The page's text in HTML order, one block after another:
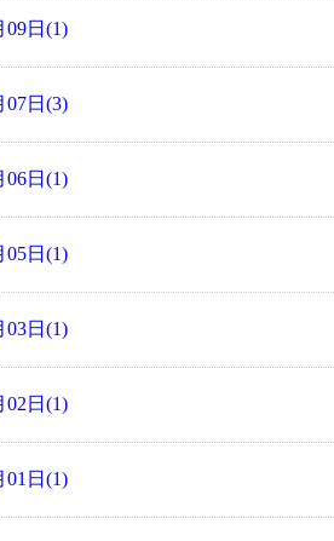
09日(1)
07日(3)
06日(1)
05日(1)
03日(1)
02日(1)
01日(1)